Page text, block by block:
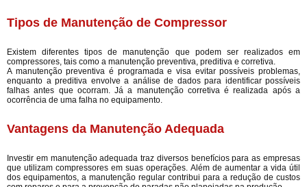
Tipos de Manutenção de Compressor
Existem diferentes tipos de manutenção que podem ser realizados em
compressores, tais como a manutenção preventiva, preditiva e corretiva.
A manutenção preventiva é programada e visa evitar possíveis problemas,
enquanto a preditiva envolve a análise de dados para identificar possíveis
falhas antes que ocorram. Já a manutenção corretiva é realizada após a
ocorrência de uma falha no equipamento.
Vantagens da Manutenção Adequada
Investir em manutenção adequada traz diversos benefícios para as empresas
que utilizam compressores em suas operações. Além de aumentar a vida útil
dos equipamentos, a manutenção regular contribui para a redução de custos